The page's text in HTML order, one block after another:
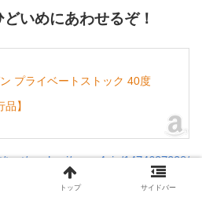
いめにあわせるぞ！
プライベートストック 40度
】
test/read.cgi/news4vip/1474637228/
トップ サイドバー